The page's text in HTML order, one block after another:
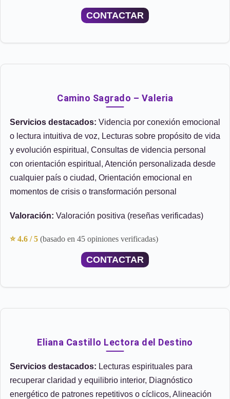
CONTACTAR
Camino Sagrado – Valeria
Servicios destacados: Videncia por conexión emocional
o lectura intuitiva de voz, Lecturas sobre propósito de vida
y evolución espiritual, Consultas de videncia personal
con orientación espiritual, Atención personalizada desde
cualquier país o ciudad, Orientación emocional en
momentos de crisis o transformación personal
Valoración: Valoración positiva (reseñas verificadas)
⭐ 4.6 / 5 (basado en 45 opiniones verificadas)
CONTACTAR
Eliana Castillo Lectora del Destino
Servicios destacados: Lecturas espirituales para
recuperar claridad y equilibrio interior, Diagnóstico
energético de patrones repetitivos o cíclicos, Alineación